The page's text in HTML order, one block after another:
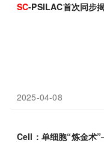
SC-PSILAC首次同步
2025-04-08
Cell：单细胞“炼金